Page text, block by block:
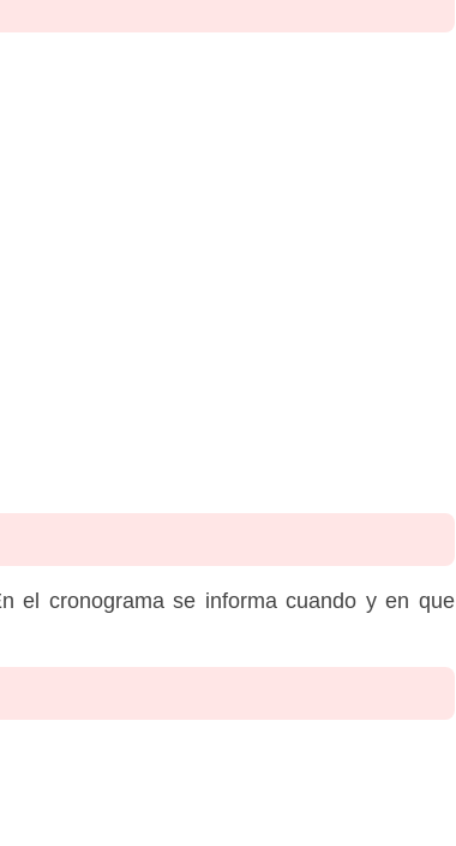
el cronograma se informa cuando y en que